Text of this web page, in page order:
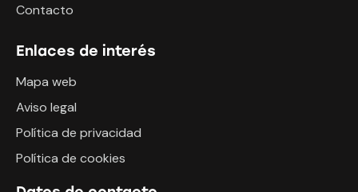
Contacto
Enlaces de interés
Mapa web
Aviso legal
Política de privacidad
Política de cookies